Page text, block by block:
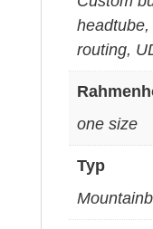
routing,
one size
Typ